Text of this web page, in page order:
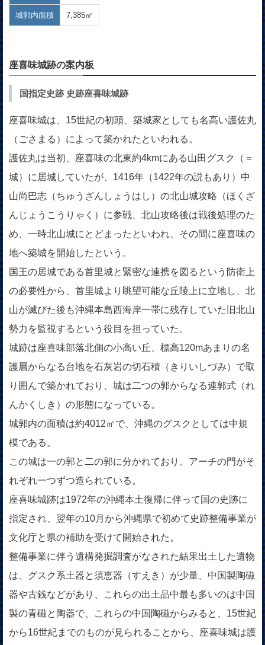
城郭内面積 7,385㎡
座喜味城跡の案内板
国指定史跡 史跡座喜味城跡
座喜味城は、15世紀の初頭、築城家としても名高い護佐丸
（ごさまる）によって築かれたといわれる。
護佐丸は当初、座喜味の北東約4kmにある山田グスク（＝
城）に居城していたが、1416年（1422年の説もあり）中
山尚巴志（ちゅうざんしょうはし）の北山城攻略（ほくざ
んじょうこうりゃく）に参戦、北山攻略後は戦後処理のた
め、一時北山城にとどまったといわれ、その間に座喜味の
地へ築城を開始したという。
国王の居城である首里城と緊密な連携を図るという防衛上
の必要性から、首里城より眺望可能な丘陵上に立地し、北
山が滅びた後も沖縄本島西海岸一帯に残存していた旧北山
勢力を監視するという役目を担っていた。
城跡は座喜味部落北側の小高い丘、標高120mあまりの名
護層からなる台地を石灰岩の切石積（きりいしづみ）で取
り囲んで築かれており、城は二つの郭からなる連郭式（れ
んかくしき）の形態になっている。
城郭内の面積は約4012㎡で、沖縄のグスクとしては中規
模である。
この城は一の郭と二の郭に分かれており、アーチの門がそ
れぞれ一つずつ造られている。
座喜味城跡は1972年の沖縄本土復帰に伴って国の史跡に
指定され、翌年の10月から沖縄県で初めて史跡整備事業が
文化庁と県の補助を受けて開始された。
整備事業に伴う遺構発掘調査がなされた結果出土した遺物
は、グスク系土器と須恵器（すえき）が少量、中国製陶磁
器や古銭などがあり、これらの出土品中最も多いのは中国
製の青磁と陶器で、これらの中国陶磁からみると、15世紀
から16世紀までのものが見られることから、座喜味城は護